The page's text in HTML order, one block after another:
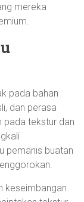
mereka
pada bahan
dan perasa
pada tekstur dan
pemanis buatan
keseimbangan